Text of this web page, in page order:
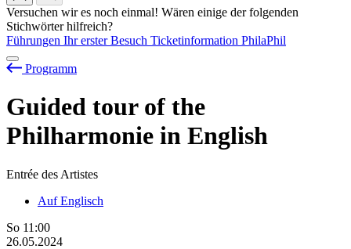
Versuchen wir es noch einmal! Wären einige der folgenden
Stichwörter hilfreich?
Führungen Ihr erster Besuch Ticketinformation PhilaPhil
Programm
Guided tour of the
Philharmonie in English
Entrée des Artistes
Auf Englisch
So 11:00
26.05.2024